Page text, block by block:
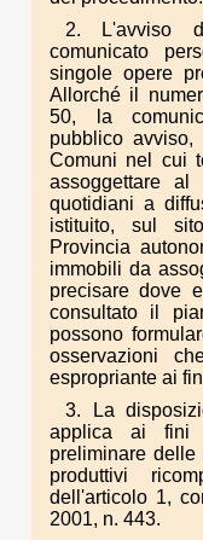
2. L'avviso
comunicato
singole opere
Allorché il
50, la
pubblico
Comuni nel cui
assoggettare
quotidiani a
istituito, sul
Provincia
immobili da
precisare dove
consultato il
possono
osservazioni
espropriante ai
3. La
applica ai fini
preliminare delle
produttivi
dell'articolo 1,
2001, n. 443.